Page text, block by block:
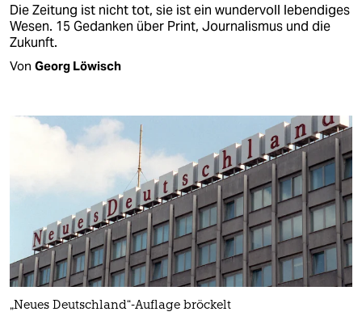
Die Zeitung ist nicht tot, sie ist ein wundervoll lebendiges
Wesen. 15 Gedanken über Print, Journalismus und die
Zukunft.
Von Georg Löwisch
„Neues Deutschland“-Auflage bröckelt